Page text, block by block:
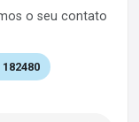
o seu contato
182480